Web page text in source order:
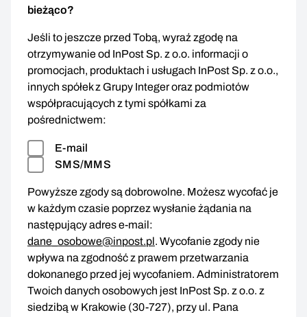
bieżąco?
Jeśli to jeszcze przed Tobą, wyraź zgodę na
otrzymywanie od InPost Sp. z o.o. informacji o
promocjach, produktach i usługach InPost Sp. z o.o.,
innych spółek z Grupy Integer oraz podmiotów
współpracujących z tymi spółkami za
pośrednictwem:
E-mail
SMS/MMS
Powyższe zgody są dobrowolne. Możesz wycofać je
w każdym czasie poprzez wysłanie żądania na
następujący adres e-mail:
dane_osobowe@inpost.pl. Wycofanie zgody nie
wpływa na zgodność z prawem przetwarzania
dokonanego przed jej wycofaniem. Administratorem
Twoich danych osobowych jest InPost Sp. z o.o. z
siedzibą w Krakowie (30-727), przy ul. Pana